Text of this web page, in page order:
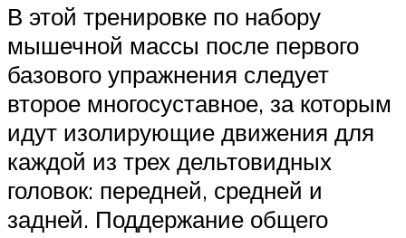
В этой тренировке по набору
мышечной массы после первого
базового упражнения следует
второе многосуставное, за которым
идут изолирующие движения для
каждой из трех дельтовидных
головок: передней, средней и
задней. Поддержание общего